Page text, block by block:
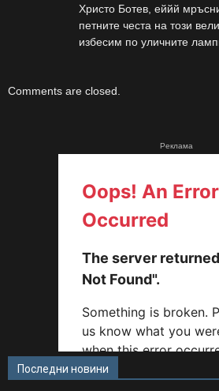
Христо Ботев, еййй
петните честа на този
избесим по уличните
Comments are closed.
Реклама
Последни новини